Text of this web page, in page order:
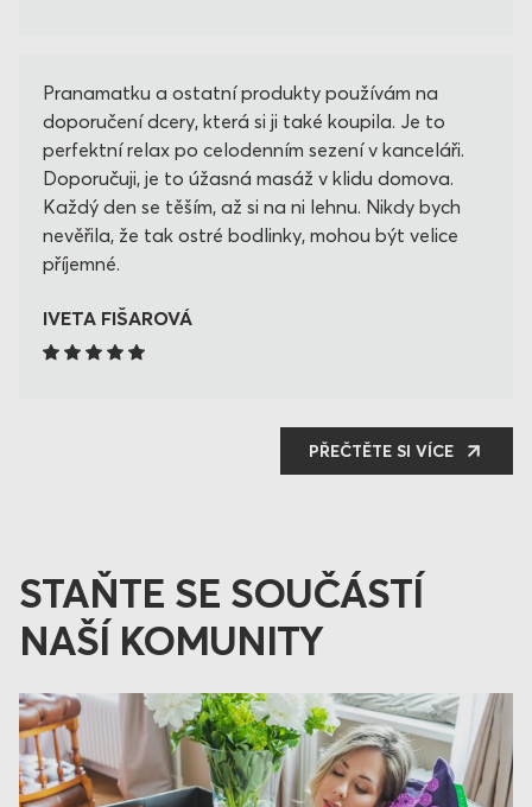
Pranamatku a ostatní produkty používám na
doporučení dcery, která si ji také koupila. Je to
perfektní relax po celodenním sezení v kanceláři.
Doporučuji, je to úžasná masáž v klidu domova.
Každý den se těším, až si na ni lehnu. Nikdy bych
nevěřila, že tak ostré bodlinky, mohou být velice
příjemné.
IVETA FIŠAROVÁ
PŘEČTĚTE SI VÍCE
STAŇTE SE SOUČÁSTÍ
NAŠÍ KOMUNITY